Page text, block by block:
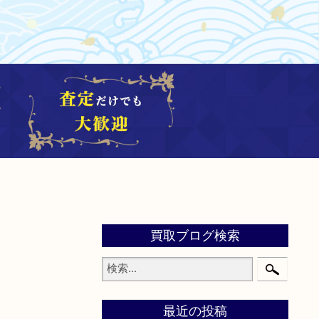
買取ブログ検索
最近の投稿